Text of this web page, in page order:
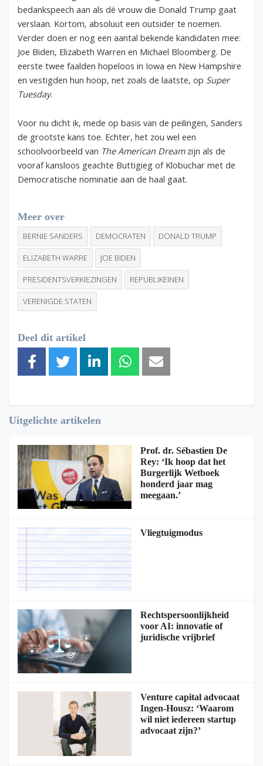
bedankspeech aan als dé vrouw die Donald Trump gaat
verslaan. Kortom, absoluut een outsider te noemen.
Verder doen er nog een aantal bekende kandidaten mee:
Joe Biden, Elizabeth Warren en Michael Bloomberg. De
eerste twee faalden hopeloos in Iowa en New Hampshire
en vestigden hun hoop, net zoals de laatste, op Super
Tuesday.
Voor nu dicht ik, mede op basis van de peilingen, Sanders
de grootste kans toe. Echter, het zou wel een
schoolvoorbeeld van The American Dreamzijn als de
vooraf kansloos geachte Buttigieg of Klobuchar met de
Democratische nominatie aan de haal gaat.
Meer over
BERNIE SANDERS DEMOCRATEN DONALD TRUMP
ELIZABETH WARRE JOE BIDEN
PRESIDENTSVERKIEZINGEN REPUBLIKEINEN
VERENIGDE STATEN
Deel dit artikel
Uitgelichte artikelen
Prof. dr. Sébastien De
Rey: ‘Ik hoop dat het
Burgerlijk Wetboek
honderd jaar mag
meegaan.’
Vliegtuigmodus
Rechtspersoonlijkheid
voor AI: innovatie of
juridische vrijbrief
Venture capital advocaat
Ingen-Housz: ‘Waarom
wil niet iedereen startup
advocaat zijn?’